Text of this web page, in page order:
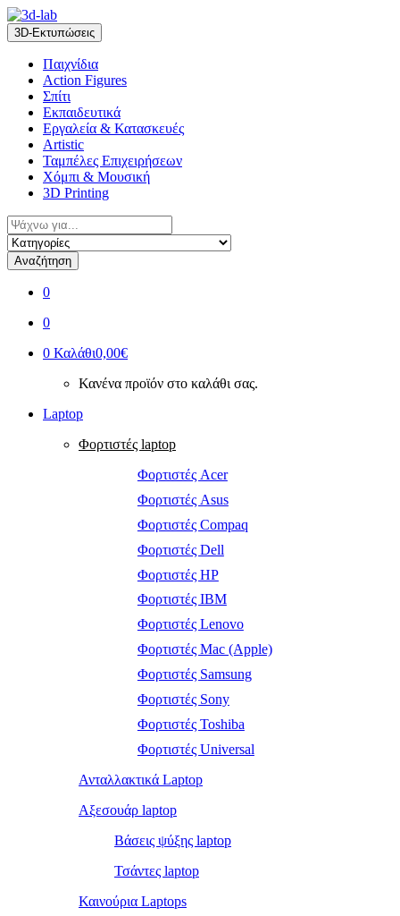
Skip
to
navigation
Skip
to
content
3D-Εκτυπώσεις
Παιχνίδια
Action Figures
Σπίτι
Εκπαιδευτικά
Εργαλεία & Κατασκευές
Artistic
Ταμπέλες Επιχειρήσεων
Χόμπι & Μουσική
3D Printing
Αναζήτηση
για:
Αναζήτηση
0
0
0 Καλάθι0,00€
Κανένα προϊόν στο καλάθι σας.
Laptop
Φορτιστές laptop
Φορτιστές Acer
Φορτιστές Asus
Φορτιστές Compaq
Φορτιστές Dell
Φορτιστές HP
Φορτιστές IBM
Φορτιστές Lenovo
Φορτιστές Mac (Apple)
Φορτιστές Samsung
Φορτιστές Sony
Φορτιστές Toshiba
Φορτιστές Universal
Ανταλλακτικά Laptop
Αξεσουάρ laptop
Βάσεις ψύξης laptop
Τσάντες laptop
Καινούρια Laptops